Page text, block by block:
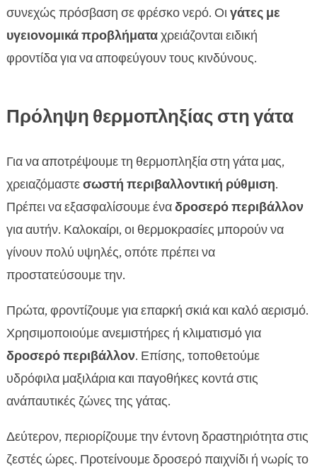
συνεχώς πρόσβαση σε φρέσκο νερό. Οιγάτες με
υγειονομικά προβλήματαχρειάζονται ειδική
φροντίδα για να αποφεύγουν τους κινδύνους.
Πρόληψη θερμοπληξίας στη γάτα
Για να αποτρέψουμε τη θερμοπληξία στη γάτα μας,
χρειαζόμαστεσωστή περιβαλλοντική ρύθμιση.
Πρέπει να εξασφαλίσουμε έναδροσερό περιβάλλον
για αυτήν. Καλοκαίρι, οι θερμοκρασίες μπορούν να
γίνουν πολύ υψηλές, οπότε πρέπει να
προστατεύσουμε την.
Πρώτα, φροντίζουμε για επαρκή σκιά και καλό αερισμό.
Χρησιμοποιούμε ανεμιστήρες ή κλιματισμό για
δροσερό περιβάλλον. Επίσης, τοποθετούμε
υδρόφιλα μαξιλάρια και παγοθήκες κοντά στις
ανάπαυτικές ζώνες της γάτας.
Δεύτερον, περιορίζουμε την έντονη δραστηριότητα στις
ζεστές ώρες. Προτείνουμε δροσερό παιχνίδι ή νωρίς το